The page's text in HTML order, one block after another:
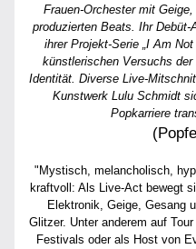
Frauen-Orchester mit
produzierten Beats. Ihr
ihrer Projekt-Serie „I Am
künstlerischen Versuchs der
Identität. Diverse Live-
Kunstwerk Lulu Schmidt
Popkarriere
"Mystisch, melancholisch,
kraftvoll: Als Live-Act bewegt
Elektronik, Geige, Gesang
Glitzer. Unter anderem auf
Festivals oder als Host von